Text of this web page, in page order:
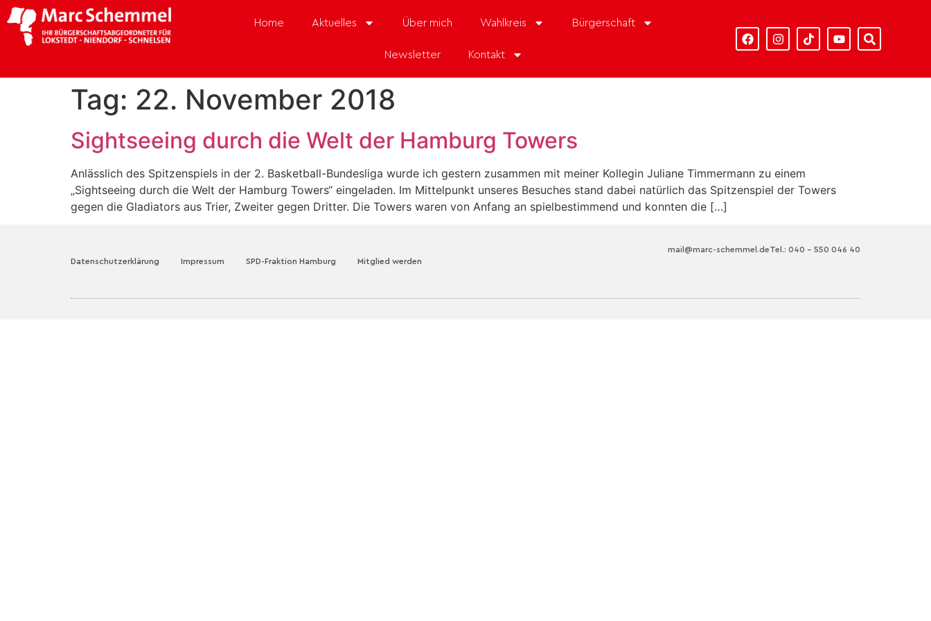
Home Aktuelles Über mich Wahlkreis Bürgerschaft
Newsletter Kontakt
Tag: 22. November 2018
Sightseeing durch die Welt der Hamburg Towers
Anlässlich des Spitzenspiels in der 2. Basketball-Bundesliga wurde ich gestern zusammen mit meiner Kollegin Juliane Timmermann zu einem
„Sightseeing durch die Welt der Hamburg Towers“ eingeladen. Im Mittelpunkt unseres Besuches stand dabei natürlich das Spitzenspiel der Towers
gegen die Gladiators aus Trier, Zweiter gegen Dritter. Die Towers waren von Anfang an spielbestimmend und konnten die […]
Datenschutzerklärung Impressum SPD-Fraktion Hamburg Mitglied werden
Tel.: 040 – 550 046 40
mail@marc-schemmel.de